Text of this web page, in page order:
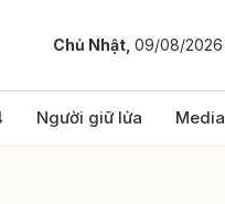
Chủ Nhật, 09/08/2026
Người giữ lửa Media